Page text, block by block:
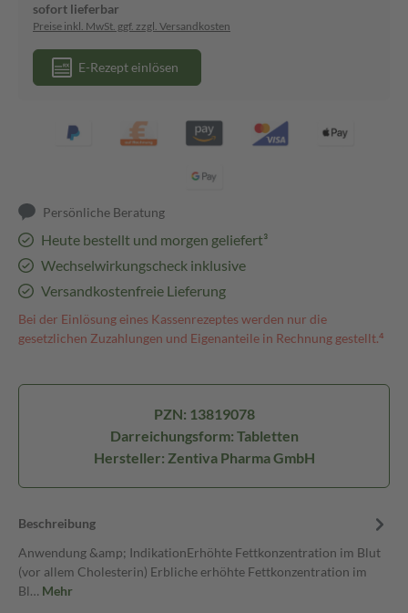
sofort lieferbar
Preise inkl. MwSt. ggf. zzgl. Versandkosten
E-Rezept einlösen
Persönliche Beratung
Heute bestellt und morgen geliefert³
Wechselwirkungscheck inklusive
Versandkostenfreie Lieferung
Bei der Einlösung eines Kassenrezeptes werden nur die
gesetzlichen Zuzahlungen und Eigenanteile in Rechnung gestellt.⁴
PZN: 13819078
Darreichungsform: Tabletten
Hersteller: Zentiva Pharma GmbH
Beschreibung
Anwendung &amp; IndikationErhöhte Fettkonzentration im Blut
(vor allem Cholesterin) Erbliche erhöhte Fettkonzentration im
Bl… Mehr